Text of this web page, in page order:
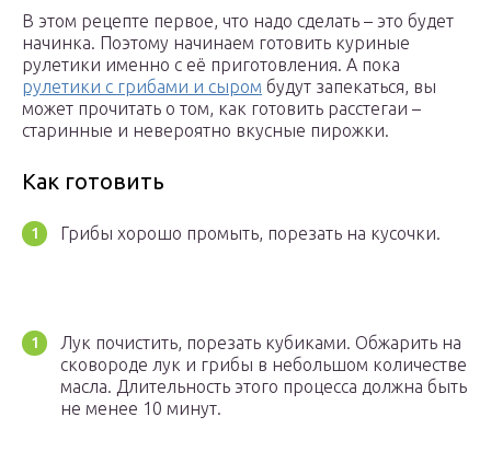
В этом рецепте первое, что надо сделать – это будет
начинка. Поэтому начинаем готовить куриные
рулетики именно с её приготовления. А пока
рулетики с грибами и сыром будут запекаться, вы
может прочитать о том, как готовить расстегаи –
старинные и невероятно вкусные пирожки.
Как готовить
Грибы хорошо промыть, порезать на кусочки.
Лук почистить, порезать кубиками. Обжарить на
сковороде лук и грибы в небольшом количестве
масла. Длительность этого процесса должна быть
не менее 10 минут.